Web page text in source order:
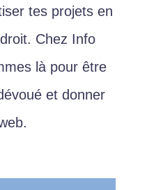
tes projets en
Chez Info
là pour être
et donner